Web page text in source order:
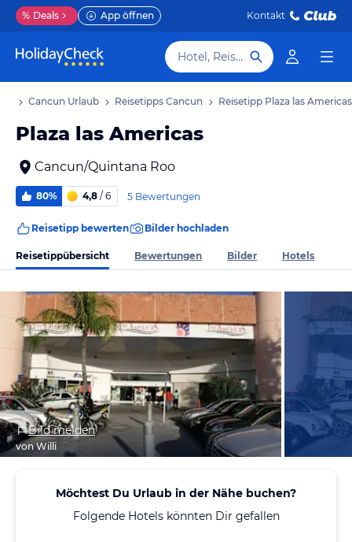
% Deals App öffnen Kontakt
Hotel, Reiseziel
Cancun Urlaub Reisetipps Cancun Reisetipp Plaza las Americas
Plaza las Americas
Cancun/Quintana Roo
80% 4,8 / 6 5 Bewertungen
Reisetipp bewerten Bilder hochladen
Reisetippübersicht Bewertungen Bilder Hotels
Bild melden
von Willi
Möchtest Du Urlaub in der Nähe buchen?
Folgende Hotels könnten Dir gefallen